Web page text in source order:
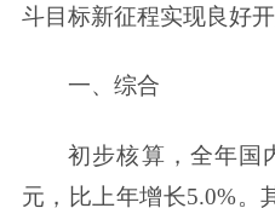
斗目标新征程实现良好开
一、综合
初步核算，全年国
元，比上年增长5.0%。